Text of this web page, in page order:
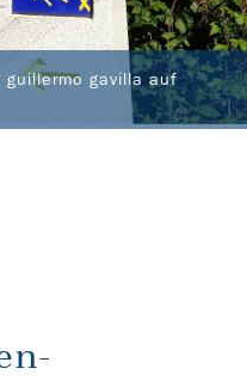
guillermo gavilla auf